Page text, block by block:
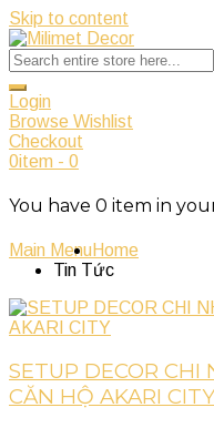
Skip to content
Login
Browse Wishlist
Checkout
0item - 0
You have 0 item in
Main Menu Home
Tin Tức
SETUP DECOR
CĂN HỘ AKARI CITY